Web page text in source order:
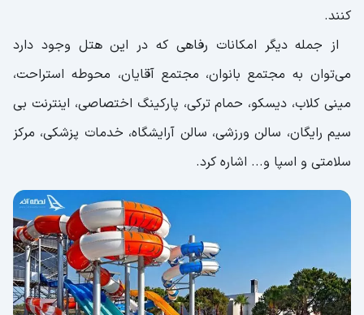
کنند.
از جمله دیگر امکانات رفاهی که در این هتل وجود دارد
می‌توان به مجتمع بانوان، مجتمع آقایان، محوطه استراحت،
مینی کلاب، دیسکو، حمام ترکی، پارکینگ اختصاصی، اینترنت بی
سیم رایگان، سالن ورزشی، سالن آرایشگاه، خدمات پزشکی، مرکز
سلامتی و اسپا و... اشاره کرد.